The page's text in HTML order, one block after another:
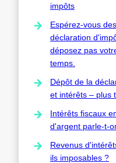
impôts
Espérez-vous
déclaration
déposez pas
temps.
Dépôt de la
et intérêts – plus
Intérêts fiscaux
d'argent parle-t-
Revenus
ils imposables ?